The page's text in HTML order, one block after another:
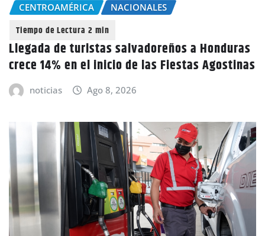
CENTROAMÉRICA NACIONALES
Llegada de turistas salvadoreños a Honduras
crece 14% en el inicio de las Fiestas Agostinas
noticias Ago 8, 2026